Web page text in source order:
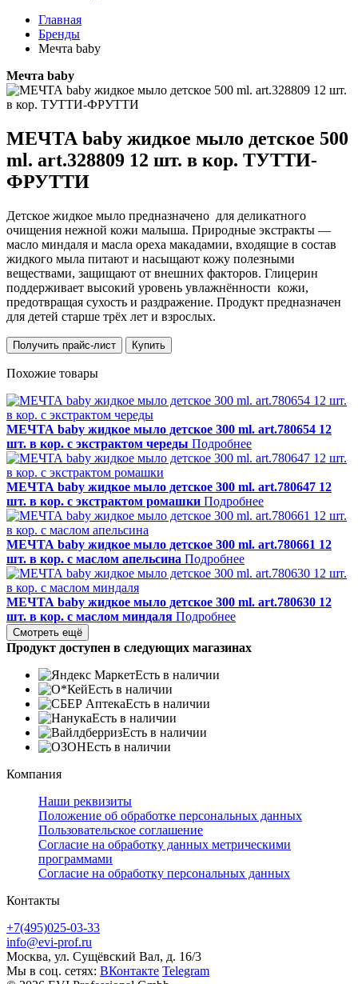
Главная
Бренды
Мечта baby
Мечта baby
МЕЧТА baby жидкое мыло детское 500
ml. art.328809 12 шт. в кор. ТУТТИ-
ФРУТТИ
Детское жидкое мыло предназначено для деликатного
очищения нежной кожи малыша. Природные экстракты —
масло миндаля и масла ореха макадамии, входящие в состав
жидкого мыла питают и насыщают кожу полезными
веществами, защищают от внешних факторов. Глицерин
поддерживает высокий уровень увлажнённости кожи,
предотвращая сухость и раздражение. Продукт предназначен
для детей старше трёх лет и взрослых.
Получить прайс-лист Купить
Похожие товары
МЕЧТА baby жидкое мыло детское 300 ml. art.780654 12
шт. в кор. с экстрактом череды Подробнее
МЕЧТА baby жидкое мыло детское 300 ml. art.780647 12
шт. в кор. с экстрактом ромашки Подробнее
МЕЧТА baby жидкое мыло детское 300 ml. art.780661 12
шт. в кор. с маслом апельсина Подробнее
МЕЧТА baby жидкое мыло детское 300 ml. art.780630 12
шт. в кор. с маслом миндаля Подробнее
Смотреть ещё
Продукт доступен в следующих магазинах
Есть в наличии
Есть в наличии
Есть в наличии
Есть в наличии
Есть в наличии
Есть в наличии
Компания
Наши реквизиты
Положение об обработке персональных данных
Пользовательское соглашение
Согласие на обработку данных метрическими
программами
Согласие на обработку персональных данных
Контакты
+7(495)025-03-33
info@evi-prof.ru
Москва, ул. Сущёвский Вал, д. 16/3
Мы в соц. сетях: ВКонтакте Telegram